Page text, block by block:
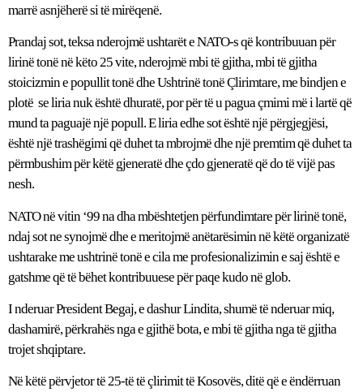
marrë asnjëherë si të mirëqenë.
Prandaj sot, teksa nderojmë ushtarët e NATO-s që kontribuuan për
lirinë tonë në këto 25 vite, nderojmë mbi të gjitha, mbi të gjitha
stoicizmin e popullit tonë dhe Ushtrinë tonë Çlirimtare, me bindjen e
plotë se liria nuk është dhuratë, por për të u pagua çmimi më i lartë që
mund ta paguajë një popull. E liria edhe sot është një përgjegjësi,
është një trashëgimi që duhet ta mbrojmë dhe një premtim që duhet ta
përmbushim për këtë gjeneratë dhe çdo gjeneratë që do të vijë pas
nesh.
NATO në vitin ‘99 na dha mbështetjen përfundimtare për lirinë tonë,
ndaj sot ne synojmë dhe e meritojmë anëtarësimin në këtë organizatë
ushtarake me ushtrinë tonë e cila me profesionalizimin e saj është e
gatshme që të bëhet kontribuuese për paqe kudo në glob.
I nderuar President Begaj, e dashur Lindita, shumë të nderuar miq,
dashamirë, përkrahës nga e gjithë bota, e mbi të gjitha nga të gjitha
trojet shqiptare.
Në këtë përvjetor të 25-të të çlirimit të Kosovës, ditë që e ëndërruan